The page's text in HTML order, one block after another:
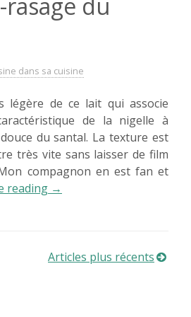
rasage du
dans sa cuisine
légère de ce lait qui associe
de la nigelle à
du santal. La texture est
très vite sans laisser de film
compagnon en est fan et
reading « Lait
Levant »
→
Articles plus récents